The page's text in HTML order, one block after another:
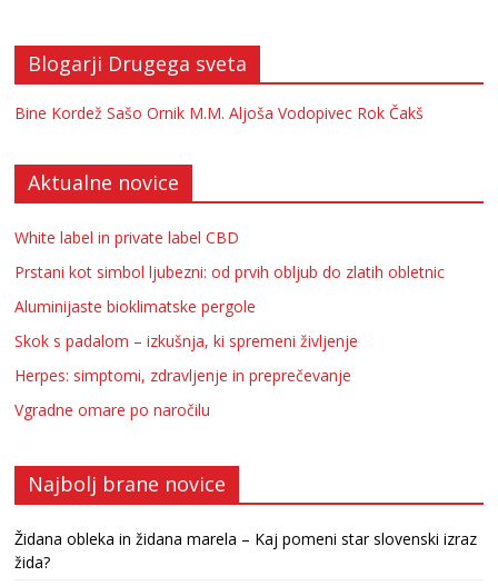
Blogarji Drugega sveta
Bine Kordež Sašo Ornik M.M. Aljoša Vodopivec Rok Čakš
Aktualne novice
White label in private label CBD
Prstani kot simbol ljubezni: od prvih obljub do zlatih obletnic
Aluminijaste bioklimatske pergole
Skok s padalom – izkušnja, ki spremeni življenje
Herpes: simptomi, zdravljenje in preprečevanje
Vgradne omare po naročilu
Najbolj brane novice
Židana obleka in židana marela – Kaj pomeni star slovenski izraz
žida?